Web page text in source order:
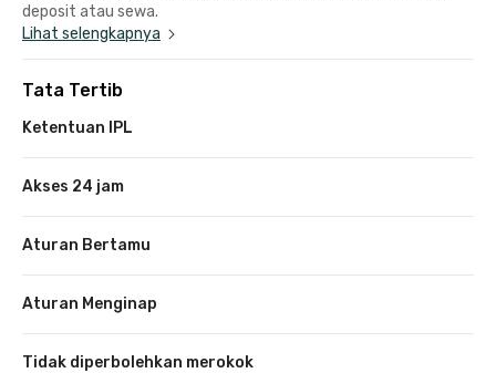
deposit atau sewa.
Lihat selengkapnya
Tata Tertib
Ketentuan IPL
Akses 24 jam
Aturan Bertamu
Aturan Menginap
Tidak diperbolehkan merokok